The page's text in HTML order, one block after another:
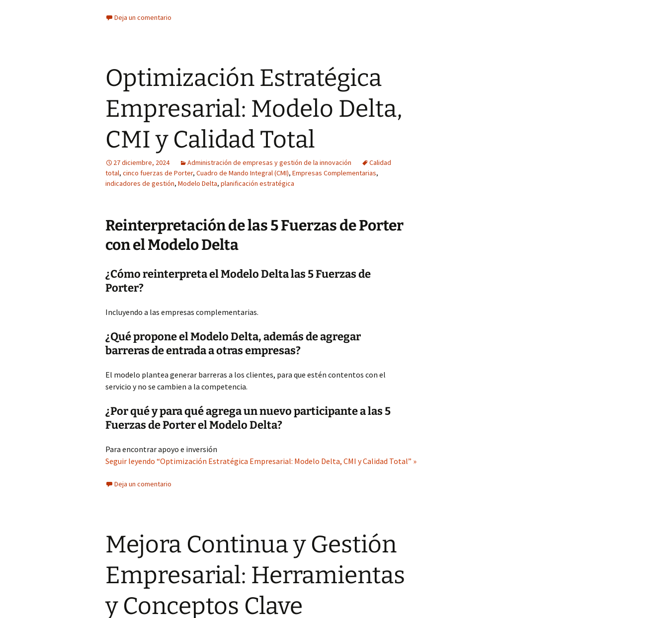
Deja un comentario
Optimización Estratégica
Empresarial: Modelo Delta,
CMI y Calidad Total
27 diciembre, 2024 Administración de empresas y gestión de la innovación
Calidad
total, cinco fuerzas de Porter, Cuadro de Mando Integral (CMI), Empresas Complementarias,
indicadores de gestión, Modelo Delta, planificación estratégica
Reinterpretación de las 5 Fuerzas de Porter
con el Modelo Delta
¿Cómo reinterpreta el Modelo Delta las 5 Fuerzas de
Porter?
Incluyendo a las empresas complementarias.
¿Qué propone el Modelo Delta, además de agregar
barreras de entrada a otras empresas?
El modelo plantea generar barreras a los clientes, para que estén contentos con el
servicio y no se cambien a la competencia.
¿Por qué y para qué agrega un nuevo participante a las 5
Fuerzas de Porter el Modelo Delta?
Para encontrar apoyo e inversión
Seguir leyendo “Optimización Estratégica Empresarial: Modelo Delta, CMI y Calidad Total” »
Deja un comentario
Mejora Continua y Gestión
Empresarial: Herramientas
y Conceptos Clave